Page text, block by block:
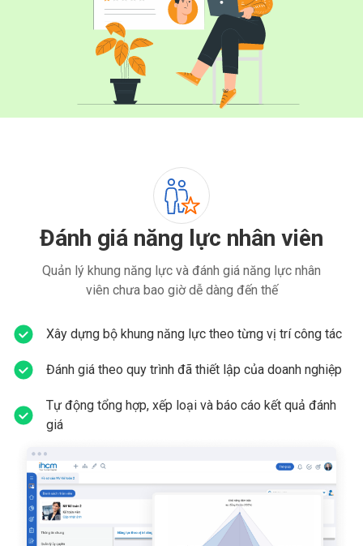
Đánh giá năng lực nhân viên
Quản lý khung năng lực và đánh giá năng lực nhân
viên chưa bao giờ dễ dàng đến thế
Xây dựng bộ khung năng lực theo từng vị trí công tác
Đánh giá theo quy trình đã thiết lập của doanh nghiệp
Tự động tổng hợp, xếp loại và báo cáo kết quả đánh
giá